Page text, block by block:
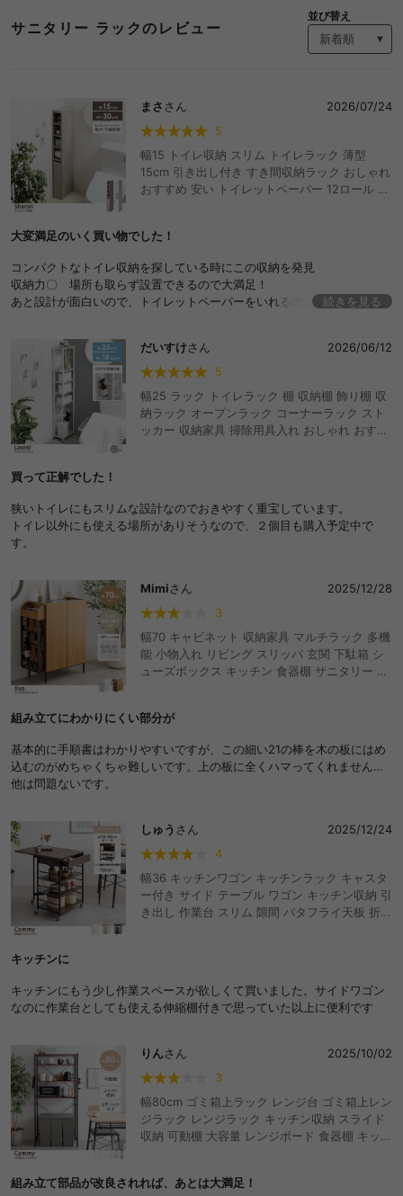
サニタリー ラックのレビュー
並び替え
まさ さん
2026/07/24
5
幅15 トイレ収納 スリム トイレラック 薄型
15cm 引き出し付き すき間収納ラック おしゃれ
おすすめ 安い トイレットペーパー 12ロール キ
隙間収納ラック 掃除用具入れ 洗面 トイレ用品
大変満足のいく買い物でした！
コンパクトなトイレ収納を探している時にこの収納を発見
収納力〇 場所も取らず設置できるので大満足！
あと設計が面白いので、トイレットペーパーをいれるのが少し楽しみで
続きを見る
だいすけさん
2026/06/12
5
幅25 ラック トイレラック 棚 収納棚 飾り棚 収
納ラック オープンラック コーナーラック スト
ッカー 収納家具 掃除用具入れ おしゃれ おすす
一人暮らし
買って正解でした！
狭いトイレにもスリムな設計なのでおきやすく重宝しています。
トイレ以外にも使える場所がありそうなので、２個目も購入予定中で
す。
Mimiさん
2025/12/28
3
幅70 キャビネット 収納家具 マルチラック 多機
能 小物入れ リビング スリッパ 玄関 下駄箱 シ
ューズボックス キッチン 食器棚 サニタリー 石
ロボット掃除機 可動棚 シェルフ 本棚 両開き 一
しゃれ おすすめ 安い
組み立てにわかりにくい部分が
基本的に手順書はわかりやすいですが、この細い21の棒を木の板にはめ
込むのがめちゃくちゃ難しいです。上の板に全くハマってくれません…
他は問題ないです。
しゅう さん
2025/12/24
4
幅36 キッチンワゴン キッチンラック キャスタ
ー付き サイド テーブル ワゴン キッチン収納 引
き出し 作業台 スリム 隙間 バタフライ天板 折り
め 安い
キッチンに
キッチンにもう少し作業スペースが欲しくて買いました。サイドワゴン
なのに作業台としても使える伸縮棚付きで思っていた以上に便利です
りんさん
2025/10/02
3
幅80cm ゴミ箱上ラック レンジ台 ゴミ箱上レン
ジラック レンジラック キッチン収納 スライド
収納 可動棚 大容量 レンジボード 食器棚 キッチ
イプ ゴミ箱 ごみ箱 キッチン ラック 収納ラック
組み立て部品が改良されれば、あとは大満足！